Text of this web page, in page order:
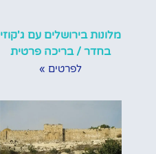
מלונות בירושלים עם ג'קוזי
בחדר / בריכה פרטית
לפרטים »